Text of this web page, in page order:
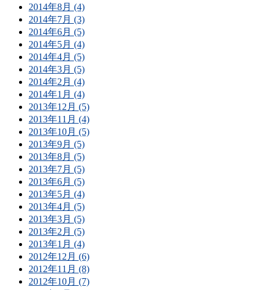
2014年8月 (4)
2014年7月 (3)
2014年6月 (5)
2014年5月 (4)
2014年4月 (5)
2014年3月 (5)
2014年2月 (4)
2014年1月 (4)
2013年12月 (5)
2013年11月 (4)
2013年10月 (5)
2013年9月 (5)
2013年8月 (5)
2013年7月 (5)
2013年6月 (5)
2013年5月 (4)
2013年4月 (5)
2013年3月 (5)
2013年2月 (5)
2013年1月 (4)
2012年12月 (6)
2012年11月 (8)
2012年10月 (7)